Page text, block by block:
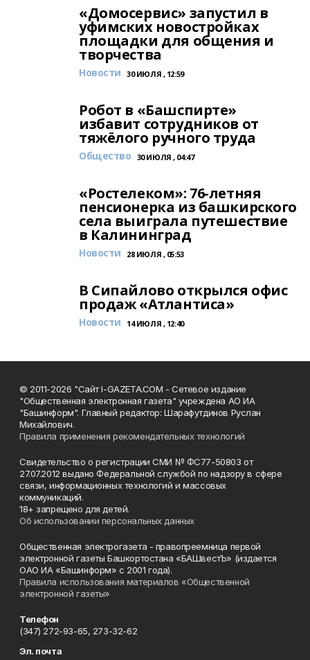
«Домосервис» запустил в
уфимских новостройках
площадки для общения и
творчества
Новости 30 ИЮЛЯ , 12:59
Робот в «Башспирте»
избавит сотрудников от
тяжёлого ручного труда
Общество 30 ИЮЛЯ , 04:47
«Ростелеком»: 76-летняя
пенсионерка из башкирского
села выиграла путешествие
в Калининград
Новости 28 ИЮЛЯ , 05:53
В Сипайлово открылся офис
продаж «Атлантиса»
Новости 14 ИЮЛЯ , 12:40
© 2011-2026 "Сайт I-GAZETA.COM - Сетевое издание
"Общественная электронная газета" учреждена АО ИА
"Башинформ". Главный редактор: Шарафутдинов Руслан
Михайлович.
Правила применения рекомендательных технологий
Свидетельство о регистрации СМИ № ФС77-50803 от
27.07.2012 выдано Федеральной службой по надзору в сфере
связи, информационных технологий и массовых
коммуникаций.
18+ запрещено для детей.
Об использовании персональных данных
Общественная электрогазета - правопреемница первой
электронной газеты Башкортостана «БАШвестЪ» (издается
ОАО ИА «Башинформ» с 2001 года).
Правила использования материалов «Общественной
электронной газеты»
Телефон
(347) 272-93-65, 273-32-62
Эл. почта